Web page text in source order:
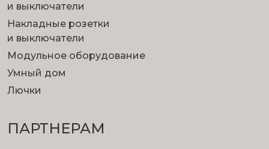
и выключатели
Накладные розетки
и выключатели
Модульное оборудование
Умный дом
Лючки
ПАРТНЕРАМ